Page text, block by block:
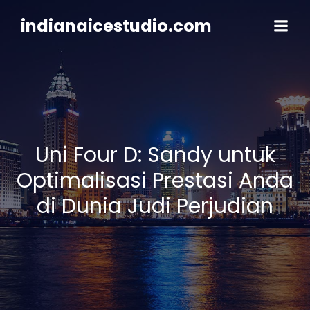
contentindianaicestudio.com
Uni Four D: Sandy untuk
Optimalisasi Prestasi Anda
di Dunia Judi Perjudian